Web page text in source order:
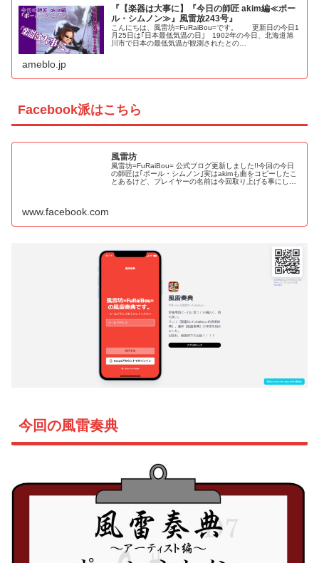
『【楽器は大事に】『今日の師匠 akim編≪ポー
ル・シムノン≫』風雷放243号』
こんにちは、風雷坊=FuRaiBou=です。 更新日の今日1
月25日は｢日本最低気温の日｣ 1902年の今日、北海道旭
川市で日本の最低気温が観測されたとの…
ameblo.jp
Facebook派はこちら
風雷坊
風雷坊=FuRaiBou= 公式ブログ更新しました!!今回の今日
の師匠は｢ポール・シムノン｣実はakimも曲をコピーしたこ
とあるけど、プレイヤーの名前は今回取り上げる事にした
www.facebook.com
今回の風雷奏典